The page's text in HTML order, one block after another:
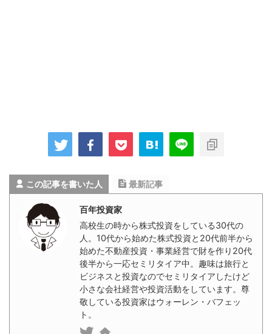
この記事を書いた人 最新記事
百年投資家
高校生の時から株式投資をしている30代の
人。10代から始めた株式投資と20代前半から
始めた不動産投資・事業経営で財を作り20代
後半から一応セミリタイア中。趣味は旅行と
ビジネスと投資なのでセミリタイアしたけど
小さな会社経営や投資活動をしています。尊
敬している投資家はウォーレン・バフェッ
ト。